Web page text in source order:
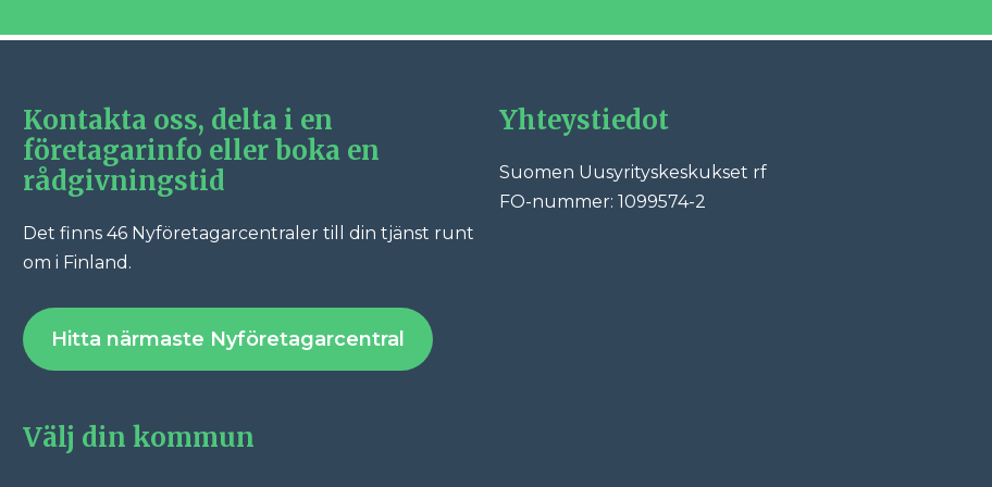
Kontakta oss, delta i en
företagarinfo eller boka en
rådgivningstid
Det finns 46 Nyföretagarcentraler till din tjänst runt
om i Finland.
Hitta närmaste Nyföretagarcentral
Välj din kommun
Yhteystiedot
Suomen Uusyrityskeskukset rf
FO-nummer: 1099574-2